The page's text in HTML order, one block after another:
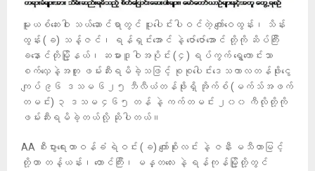
မူးယစ်ဆေးဝါး သယ်ဆောင်ရာတွင် ပူးပေါင်းပါဝင်တဲ့ ကျော်ဝေထွန်း၊ သိန်း
ထွန်း (ခ) သန့်ဇင်၊ ရန်ရှင်းအောင် နဲ့ ဇော်ဇော်အောင် တို့ကို ဆိပ်ကြီး
ခနောင်တိုမြို့နယ်၊ ဆမားဒူဝါအပိုင်း (၄) ရပ်ကွက် ရွှေကောင်းသာ
စက်လှေနဲ့အတူ ဖမ်းဆီးရမိခဲ့သဖြင့် စုစုပေါင်းဒေသကာလတန်ဖိုးငွေ
ကျပ် ၉၆ ဒသမ ၆၂၅ ဘီလီယံတန်ဖိုးရှိ အိုက်စ် (မက်သ်အဖက်
တမင်း) ၃ ဒသမ ၄၆၅ တန် နဲ့ ကက်တမင်း ၂၀၀ ကီလိုတို့ကို
ဖမ်းဆီးရမိခဲ့တယ်လို့ ဆိုပါတယ်။
AA စီးပွားရေးတာဝန်ခံ ရဲဝင်း (ခ) ကျော်စိုးလင်း နဲ့ ဇနီး မသီတာမြင့်
တို့ဟာ တန့်ယန်း၊ တောင်ကြီး၊ မန္တလေး နဲ့ ရန်ကုန်မြို့တို့တွင်